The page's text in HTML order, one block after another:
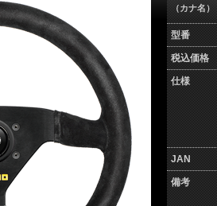
（カナ名）
型番
税込価格
仕様
JAN
備考